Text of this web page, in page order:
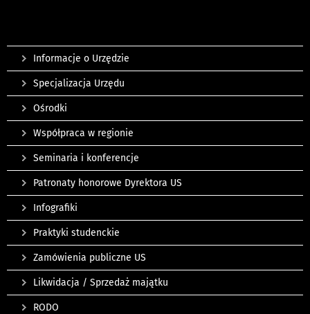
Informacje o Urzędzie
Specjalizacja Urzędu
Ośrodki
Współpraca w regionie
Seminaria i konferencje
Patronaty honorowe Dyrektora US
Infografiki
Praktyki studenckie
Zamówienia publiczne US
Likwidacja / Sprzedaż majątku
RODO